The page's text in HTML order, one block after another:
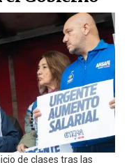
de clases tras las